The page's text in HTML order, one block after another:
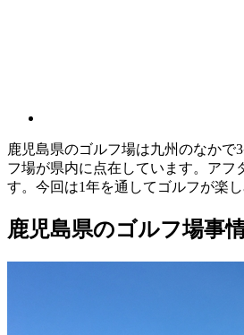
鹿児島県のゴルフ場は九州のなか
フ場が県内に点在しています。アフ
す。今回は1年を通してゴルフが楽
鹿児島県のゴルフ場事